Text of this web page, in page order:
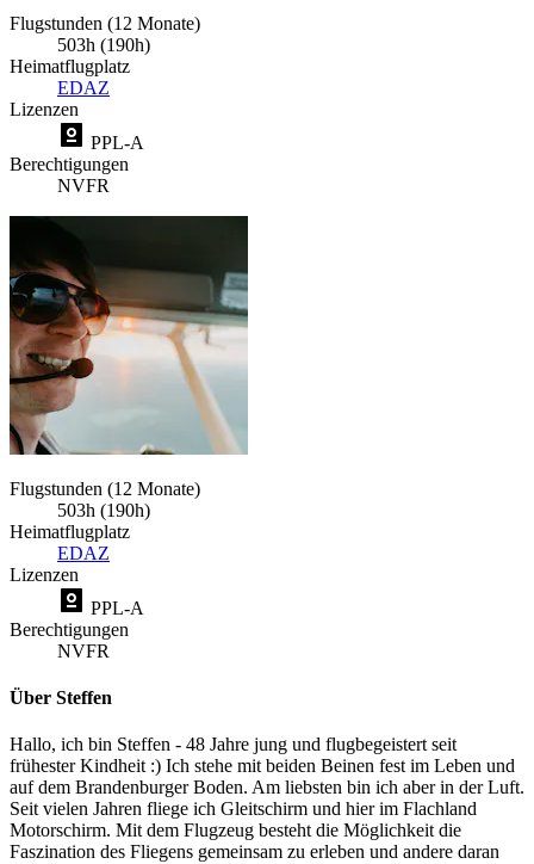
Flugstunden (12 Monate)
503h (190h)
Heimatflugplatz
EDAZ
Lizenzen
PPL-A
Berechtigungen
NVFR
Flugstunden (12 Monate)
503h (190h)
Heimatflugplatz
EDAZ
Lizenzen
PPL-A
Berechtigungen
NVFR
Über Steffen
Hallo, ich bin Steffen - 48 Jahre jung und flugbegeistert seit
frühester Kindheit :) Ich stehe mit beiden Beinen fest im Leben und
auf dem Brandenburger Boden. Am liebsten bin ich aber in der Luft.
Seit vielen Jahren fliege ich Gleitschirm und hier im Flachland
Motorschirm. Mit dem Flugzeug besteht die Möglichkeit die
Faszination des Fliegens gemeinsam zu erleben und andere daran